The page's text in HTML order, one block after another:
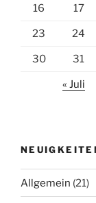
16 17
23 24
30 31
« Juli
Allgemein (21)